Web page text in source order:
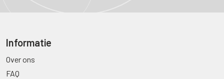
Informatie
Over ons
FAQ